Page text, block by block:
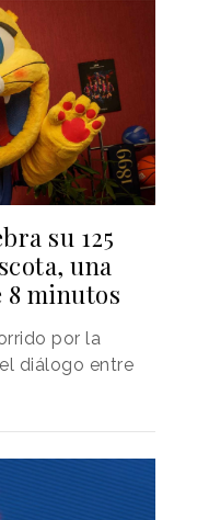
su 125
una
8 minutos
por la
diálogo entre